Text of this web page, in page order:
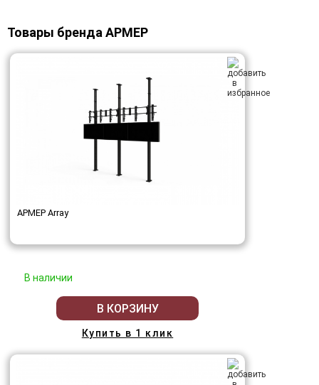
Товары бренда АРМЕР
АРМЕР Array
В наличии
В КОРЗИНУ
Купить в 1 клик